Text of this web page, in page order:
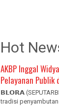
Hot
AKBP Inggal
Pelayanan Publik
𝗕𝗟𝗢𝗥𝗔
tradisi